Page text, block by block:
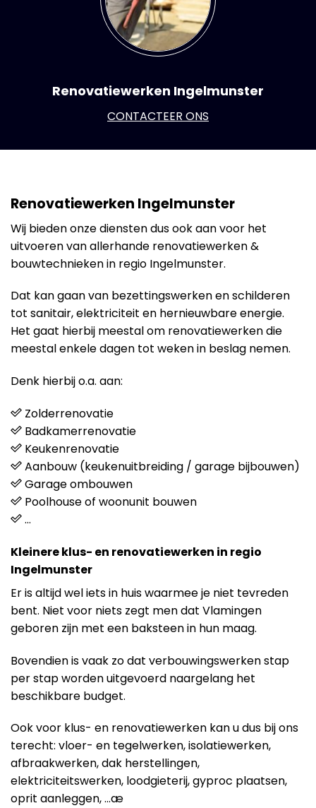
Renovatiewerken Ingelmunster
CONTACTEER ONS
Renovatiewerken Ingelmunster
Wij bieden onze diensten dus ook aan voor het
uitvoeren van allerhande renovatiewerken &
bouwtechnieken in regio Ingelmunster.
Dat kan gaan van bezettingswerken en schilderen
tot sanitair, elektriciteit en hernieuwbare energie.
Het gaat hierbij meestal om renovatiewerken die
meestal enkele dagen tot weken in beslag nemen.
Denk hierbij o.a. aan:
Zolderrenovatie
Badkamerrenovatie
Keukenrenovatie
Aanbouw (keukenuitbreiding / garage bijbouwen)
Garage ombouwen
Poolhouse of woonunit bouwen
…
Kleinere klus- en renovatiewerken in regio
Ingelmunster
Er is altijd wel iets in huis waarmee je niet tevreden
bent. Niet voor niets zegt men dat Vlamingen
geboren zijn met een baksteen in hun maag.
Bovendien is vaak zo dat verbouwingswerken stap
per stap worden uitgevoerd naargelang het
beschikbare budget.
Ook voor klus- en renovatiewerken kan u dus bij ons
terecht: vloer- en tegelwerken, isolatiewerken,
afbraakwerken, dak herstellingen,
elektriciteitswerken, loodgieterij, gyproc plaatsen,
oprit aanleggen, …æ